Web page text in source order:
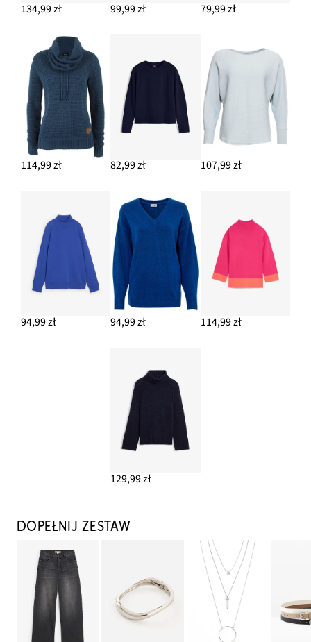
DODAJ DO KOSZYKA
134,99 zł 99,99 zł 79,99 zł
114,99 zł 82,99 zł 107,99 zł
94,99 zł 94,99 zł 114,99 zł
129,99 zł
DOPEŁNIJ ZESTAW